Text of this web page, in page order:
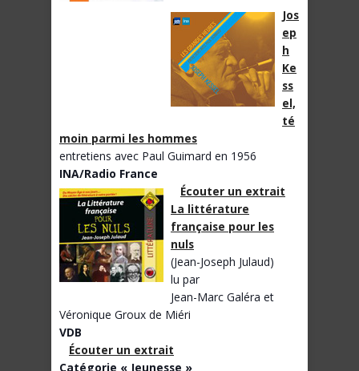
Jos
ep
h
Ke
ss
el,
té
moin parmi les hommes
entretiens avec Paul Guimard en 1956
INA/Radio France
Écouter un extrait
La littérature
française pour les
nuls
(Jean-Joseph Julaud)
lu par
Jean-Marc Galéra et
Véronique Groux de Miéri
VDB
Écouter un extrait
Catégorie « Jeunesse »